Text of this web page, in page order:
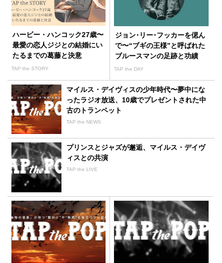
ハービー・ハンコック27歳〜
最愛の恋人ジジとの結婚にい
たるまでの葛藤と決意
TAP the STORY
ジョン･リー･フッカーを偲ん
で〜“ブギの王様”と呼ばれた
ブルースマンの足跡と功績
TAP the DAY
マイルス・デイヴィスの少年時代〜夢中にな
ったラジオ放送、10歳でプレゼントされた中
古のトランペット
TAP the NEWS
プリンスとジャズが邂逅、マイルス・デイヴ
ィスとの共演
TAP the LIVE